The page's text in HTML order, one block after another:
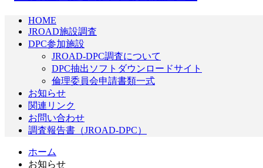
HOME
JROAD施設調査
DPC参加施設
JROAD-DPC調査について
DPC抽出ソフトダウンロードサイト
倫理委員会申請書類一式
お知らせ
関連リンク
お問い合わせ
調査報告書 （JROAD-DPC）
ホーム
お知らせ